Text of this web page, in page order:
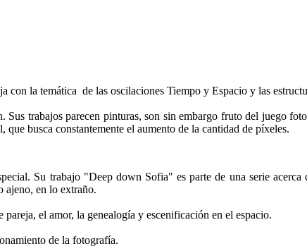
con la temática de las oscilaciones Tiempo y Espacio y las
trabajos parecen pinturas, son sin embargo fruto del juego
busca constantemente el aumento de la cantidad de píxeles.
Su trabajo "Deep down Sofia" es parte de una serie acerca
ajeno, en lo extraño.
pareja, el amor, la genealogía y escenificación en el espacio.
de la fotografía.